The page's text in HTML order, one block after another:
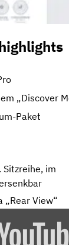
„Discover
Paket
Sitzreihe, im
„Rear View“